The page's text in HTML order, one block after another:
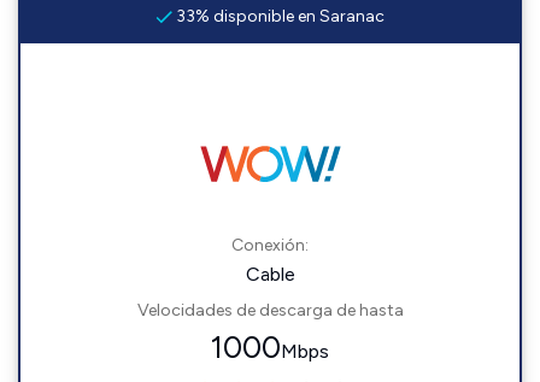
33% disponible en Saranac
Conexión:
Cable
Velocidades de descarga de hasta
1000Mbps